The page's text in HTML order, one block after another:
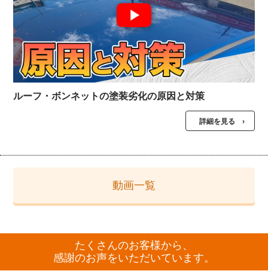
ルーフ・ボンネットの塗装劣化の原因と対策
詳細を見る ›
動画一覧
たくさんのお客様から、
感謝のお声をいただいています。